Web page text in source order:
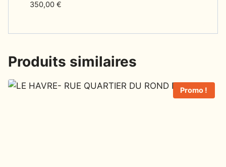
350,00 €
Produits similaires
Promo !